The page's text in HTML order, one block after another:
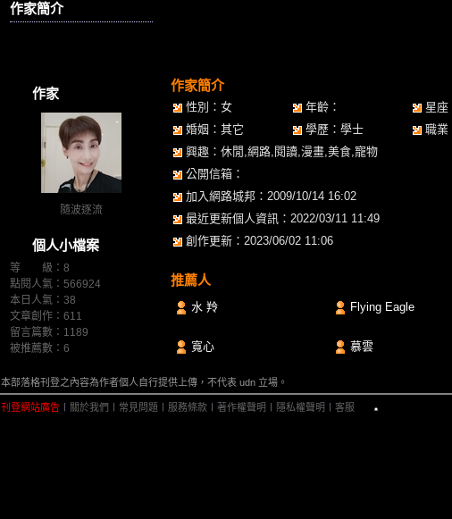
作家簡介
作家
隨波逐流
個人小檔案
等 級：8
點閱人氣：566924
本日人氣：38
文章創作：611
留言篇數：1189
被推薦數： 6
作家簡介
性別：女 年齡： 星座
婚姻：其它
學歷：學士
職業
興趣：休閒,網路,閱讀,漫畫,美食,寵物
公開信箱：
加入網路城邦：2009/10/14 16:02
最近更新個人資訊：2022/03/11 11:49
創作更新：2023/06/02 11:06
推薦人
水 羚 Flying Eagle
寬心
慕雲
本部落格刊登之內容為作者個人自行提供上傳，不代表 udn 立場。
刊登網站廣告 關於我們 常見問題 服務條款 著作權聲明 隱私權聲明 客服